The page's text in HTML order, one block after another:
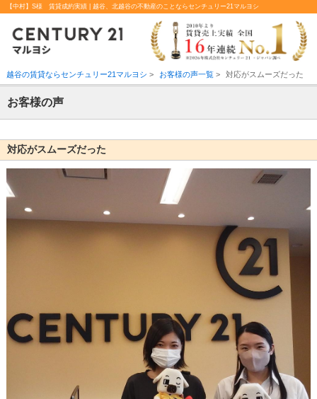
【中村】S様 賃貸成約実績 | 越谷、北越谷の不動産のことならセンチュリー21マルヨシ
越谷の賃貸ならセンチュリー21マルヨシ > お客様の声一覧> 対応がスムーズだった
お客様の声
対応がスムーズだった